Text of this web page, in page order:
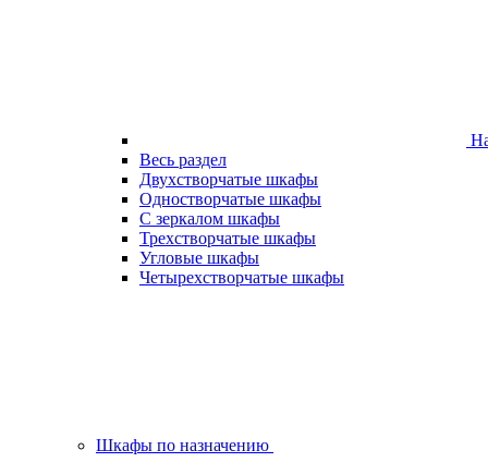
Весь раздел
Двухстворчатые шкафы
Одностворчатые шкафы
С зеркалом шкафы
Трехстворчатые шкафы
Угловые шкафы
Четырехстворчатые шкафы
Шкафы по назначению